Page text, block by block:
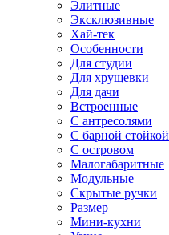
Элитные
Эксклюзивные
Хай-тек
Особенности
Для студии
Для хрущевки
Для дачи
Встроенные
С антресолями
С барной стойкой
С островом
Малогабаритные
Модульные
Скрытые ручки
Размер
Мини-кухни